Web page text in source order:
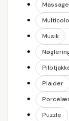
Massage
Musik
Plaider
Puzzle